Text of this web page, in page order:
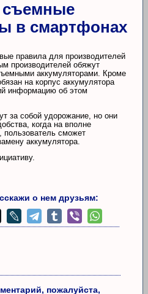
съемные
в смартфонах
правила для производителей
производителей обяжут
аккумуляторами. Кроме
на корпус аккумулятора
информацию об этом
за собой удорожание, но они
когда на вполне
пользователь сможет
аккумулятора.
о нем друзьям:
пожалуйста,